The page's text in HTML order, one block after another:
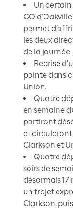
Un
GO
permet
les deux
de la journée.
Reprise
pointe dans
Union.
Quatre
en semaine
partiront
et circuleront
Clarkson et
Quatre
soirs de
désormais
un trajet
Clarkson,